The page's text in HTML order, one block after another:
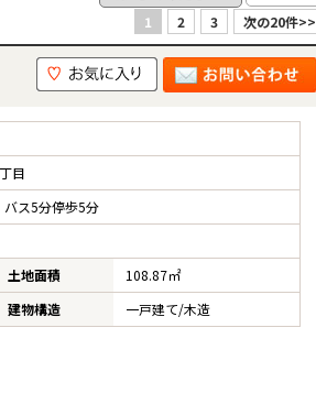
1
2 3 次の20件>>
目
ス5分停歩5分
土地面積
108.87㎡
建物構造 一戸建て/木造